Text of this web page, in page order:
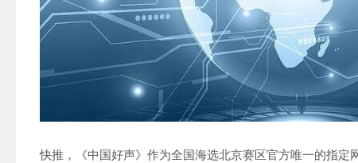
快推，《中国好声》作为全国海选北京赛区官方唯一的指定